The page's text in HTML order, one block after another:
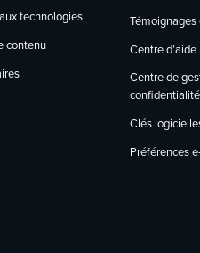
technologies
contenu
Témoignages
Centre d’aide
Centre de
confidentialité
Clés
Préférences